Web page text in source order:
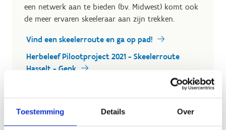
Toestemming Details Over
een netwerk aan te bieden (bv. Midwest) komt ook
de meer ervaren skeeleraar aan zijn trekken.
Vind een skeelerroute en ga op pad!
Herbeleef Pilootproject 2021 - Skeelerroute
Hasselt - Genk